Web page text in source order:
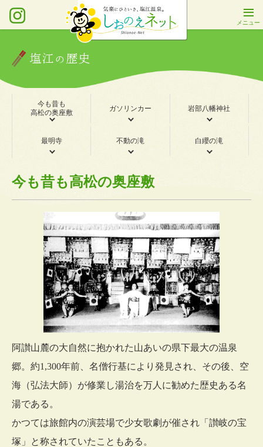
塩江の歴史
今も昔も
高松の奥座敷
ガソリンカー 岩部八幡神社
最明寺 不動の滝 白纓の滝
今も昔も高松の奥座敷
阿讃山麓の大自然に抱かれた山あいの県下最大の温泉
郷。約1,300年前、名僧行基により発見され、その後、空
海（弘法大師）が修業し湯治を万人に勧めた歴史ある名
湯である。
かつては旅館内の演芸場で少女歌劇が催され「讃岐の宝
塚」と称されていたこともある。